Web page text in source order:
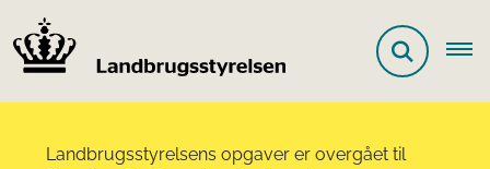
Landbrugsstyrelsens opgaver er overgået til